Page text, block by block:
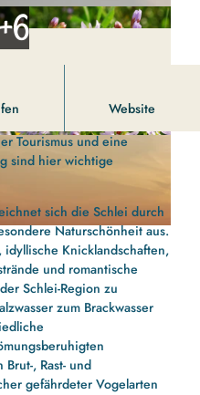
© Naturpark Schlei | CC-BY-ND
Website
und nördlichste
Tourismus und eine
sind hier wichtige
sich die Schlei durch
Naturschönheit aus.
Knicklandschaften,
und romantische
Schlei-Region zu
zum Brackwasser
, Rast- und
gefährdeter Vogelarten